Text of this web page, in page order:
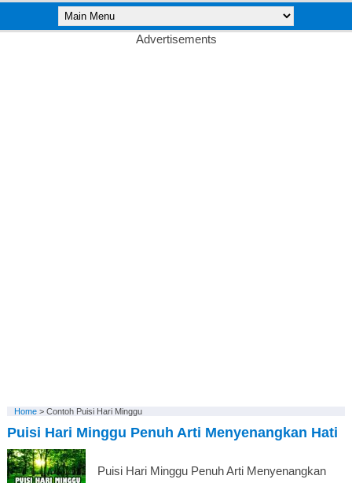
Advertisements
Home> Contoh Puisi Hari Minggu
Puisi Hari Minggu Penuh Arti Menyenangkan Hati
Puisi Hari Minggu Penuh Arti Menyenangkan